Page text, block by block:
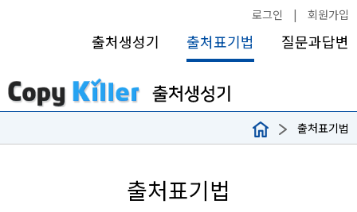
로그인 | 회원가입
출처생성기 출처표기법 질문과답변
출처표기법
출처표기법